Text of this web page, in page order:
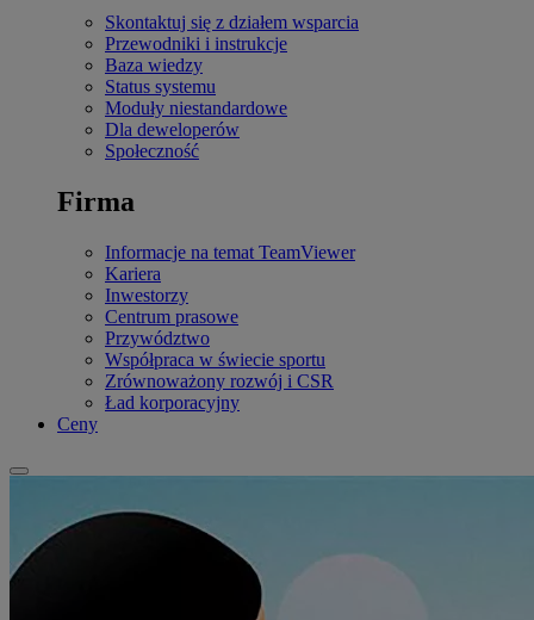
Skontaktuj się z działem wsparcia
Przewodniki i instrukcje
Baza wiedzy
Status systemu
Moduły niestandardowe
Dla deweloperów
Społeczność
Firma
Informacje na temat TeamViewer
Kariera
Inwestorzy
Centrum prasowe
Przywództwo
Współpraca w świecie sportu
Zrównoważony rozwój i CSR
Ład korporacyjny
Ceny